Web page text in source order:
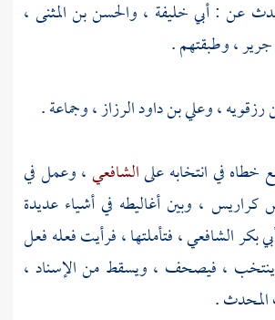
عن :أبي خليفة ، والحسن بن المثنى ،
، وطبقتهم .
رزقويه،وعلي بن داود الرزاز، وجماعة .
خطاه في انتخابه علىالشافعي، وعمل في
، وبين أغاليطه في أشياء عديدة
بكر الشافعي، فتأملتها ، فرأيت فعله فعل
، فيصحف ، ويسقط من الإسناد ،
.